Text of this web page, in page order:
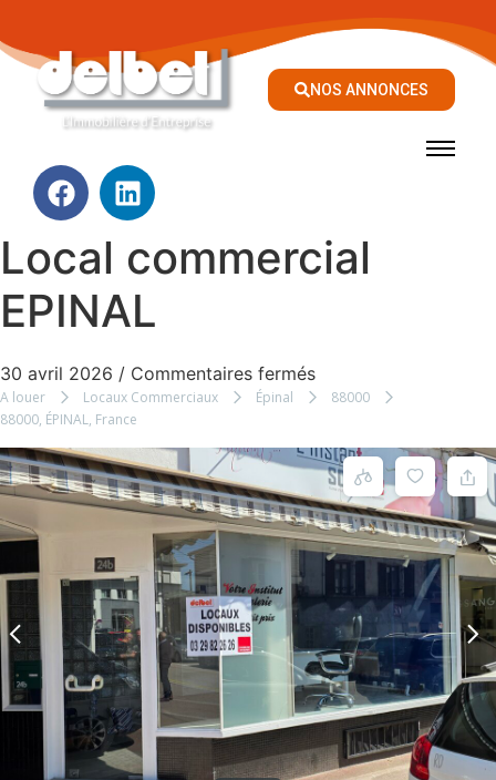
NOS ANNONCES
Local commercial
EPINAL
30 avril 2026 / Commentaires fermés
A louer Locaux Commerciaux Épinal
88000
88000, ÉPINAL, France